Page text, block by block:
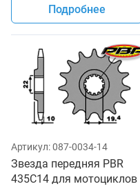
Подробнее
Артикул:087-0034-14
Звезда передняя PBR
435C14 для мотоциклов